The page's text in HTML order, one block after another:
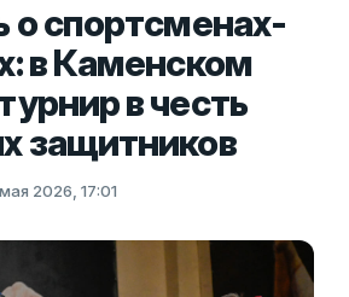
о спортсменах-
в Каменском
в честь
защитников
2026, 17:01